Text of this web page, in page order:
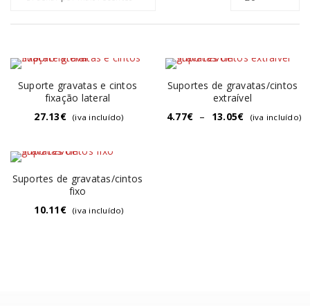
Suporte gravatas e cintos
fixação lateral
27.13€ (iva incluído)
Suportes de gravatas/cintos
extraível
4.77€ – 13.05€ (iva incluído)
Suportes de gravatas/cintos
fixo
10.11€ (iva incluído)